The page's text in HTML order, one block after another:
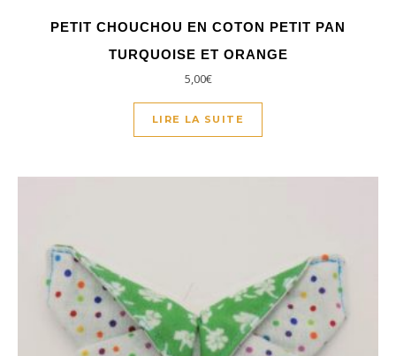
PETIT CHOUCHOU EN COTON PETIT PAN
TURQUOISE ET ORANGE
5,00€
LIRE LA SUITE